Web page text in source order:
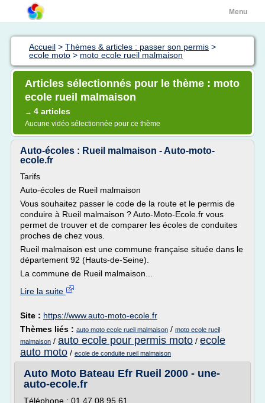
Menu
Accueil > Thèmes & articles : passer son permis >
ecole moto > moto ecole rueil malmaison
Articles sélectionnés pour le thème : moto
ecole rueil malmaison
→ 4 articles
Aucune vidéo sélectionnée pour ce thème
Auto-écoles : Rueil malmaison - Auto-moto-
ecole.fr
Tarifs
Auto-écoles de Rueil malmaison
Vous souhaitez passer le code de la route et le permis de
conduire à Rueil malmaison ? Auto-Moto-Ecole.fr vous
permet de trouver et de comparer les écoles de conduites
proches de chez vous.
Rueil malmaison est une commune française située dans le
département 92 (Hauts-de-Seine).
La commune de Rueil malmaison...
Lire la suite
Site : https://www.auto-moto-ecole.fr
Thèmes liés : auto moto ecole rueil malmaison / moto ecole rueil
malmaison / auto ecole pour permis moto / ecole
auto moto / ecole de conduite rueil malmaison
Auto Moto Bateau Efr Rueil 2000 - une-
auto-ecole.fr
Téléphone : 01 47 08 95 61